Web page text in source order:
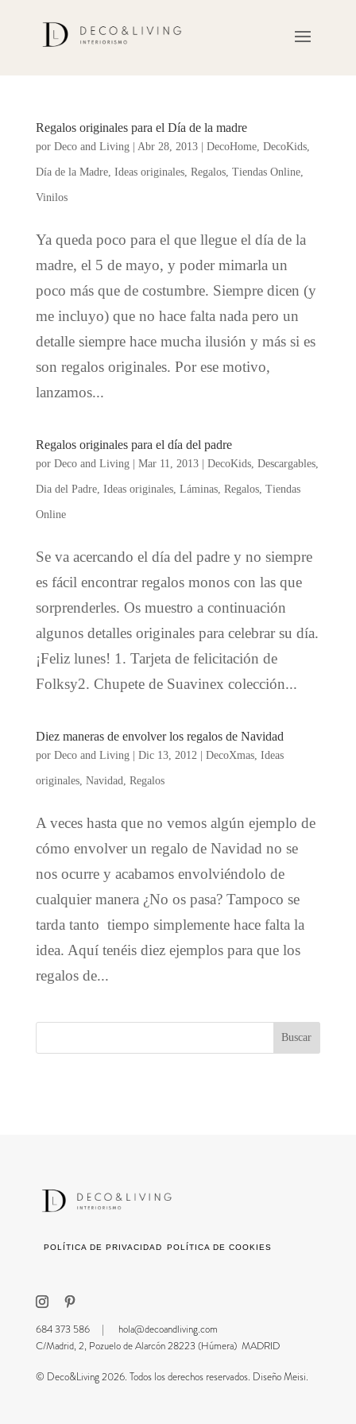
Regalos originales para el Día de la madre
por Deco and Living| Abr 28, 2013| DecoHome, DecoKids,
Día de la Madre, Ideas originales, Regalos, Tiendas Online,
Vinilos
Ya queda poco para el que llegue el día de la
madre, el 5 de mayo, y poder mimarla un
poco más que de costumbre. Siempre dicen (y
me incluyo) que no hace falta nada pero un
detalle siempre hace mucha ilusión y más si es
son regalos originales. Por ese motivo,
lanzamos...
Regalos originales para el día del padre
por Deco and Living| Mar 11, 2013| DecoKids, Descargables,
Dia del Padre, Ideas originales, Láminas, Regalos, Tiendas
Online
Se va acercando el día del padre y no siempre
es fácil encontrar regalos monos con las que
sorprenderles. Os muestro a continuación
algunos detalles originales para celebrar su día.
¡Feliz lunes! 1. Tarjeta de felicitación de
Folksy2. Chupete de Suavinex colección...
Diez maneras de envolver los regalos de Navidad
por Deco and Living| Dic 13, 2012 | DecoXmas, Ideas
originales, Navidad Regalos
A veces hasta que no vemos algún ejemplo de
cómo envolver un regalo de Navidad no se
nos ocurre y acabamos envolviéndolo de
cualquier manera ¿No os pasa? Tampoco se
tarda tanto tiempo simplemente hace falta la
idea. Aquí tenéis diez ejemplos para que los
regalos de...
POLÍTICA DE PRIVACIDAD POLÍTICA DE COOKIES
684 373 586 | hola@decoandliving.com
C/Madrid, 2, Pozuelo de Alarcón 28223 (Húmera) MADRID
© Deco&Living 2026. Todos los derechos reservados. Diseño Meisi.